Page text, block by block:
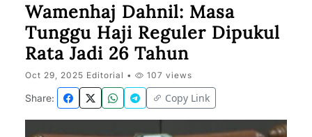
Wamenhaj Dahnil: Masa
Tunggu Haji Reguler Dipukul
Rata Jadi 26 Tahun
Oct 29, 2025 Editorial • 107 views
Share: Copy Link